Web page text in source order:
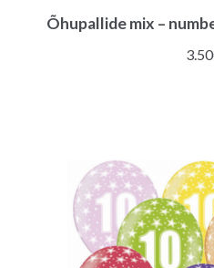
Õhupallide mix –
3.50